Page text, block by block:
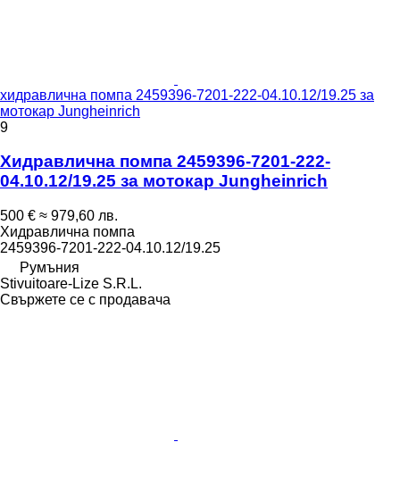
хидравлична помпа 2459396-7201-222-04.10.12/19.25 за
мотокар Jungheinrich
9
Хидравлична помпа 2459396-7201-222-
04.10.12/19.25 за мотокар Jungheinrich
500 € ≈ 979,60 лв.
Хидравлична помпа
2459396-7201-222-04.10.12/19.25
Румъния
Stivuitoare-Lize S.R.L.
Свържете се с продавача